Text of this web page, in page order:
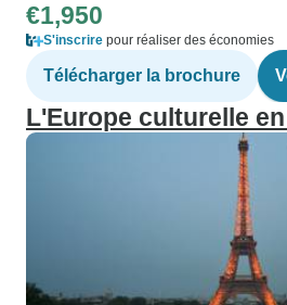
€1,950
S'inscrire pour réaliser des économies
Télécharger la brochure
L'Europe culturelle